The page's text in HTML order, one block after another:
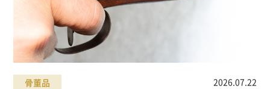
骨董品 2026.07.22